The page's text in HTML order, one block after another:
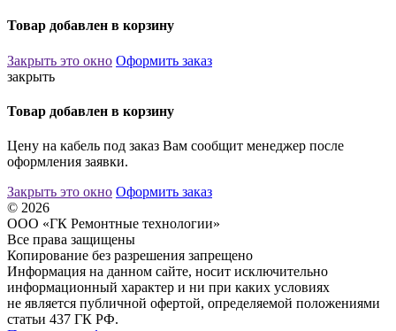
Товар добавлен в корзину
Закрыть это окно Оформить заказ
закрыть
Товар добавлен в корзину
Цену на кабель под заказ Вам сообщит менеджер после
оформления заявки.
Закрыть это окно Оформить заказ
© 2026
ООО «ГК Ремонтные технологии»
Все права защищены
Копирование без разрешения запрещено
Информация на данном сайте, носит исключительно
информационный характер и ни при каких условиях
не является публичной офертой, определяемой положениями
статьи 437 ГК РФ.